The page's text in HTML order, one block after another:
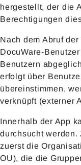
hergestellt, der die
Berechtigungen
Nach dem Abruf
DocuWare-
Benutzern
erfolgt über
übereinstimmen,
verknüpft (externer
Innerhalb der App
durchsucht
zuerst die
OU), die die